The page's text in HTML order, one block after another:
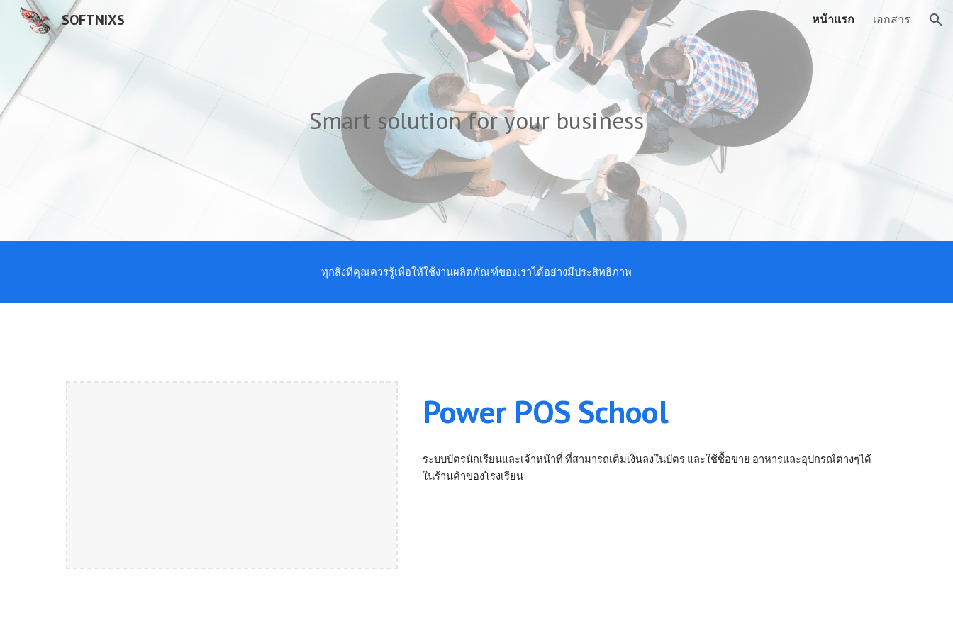
Skip to main content Skip to navigation
SOFTNIXS หน้าแรก เอกสาร
Smart solution for your business
ทุกสิ่งที่คุณควรรู้เพื่อให้ใช้งานผลิตภัณฑ์ของเราได้อย่างมีประสิทธิภาพ
Power POS School
ระบบบัตรนักเรียนและเจ้าหน้าที่ ที่สามารถเติมเงินลงในบัตร และใช้ซื้อขาย อาหารและอุปกรณ์ต่างๆได้
ในร้านค้าของโรงเรียน